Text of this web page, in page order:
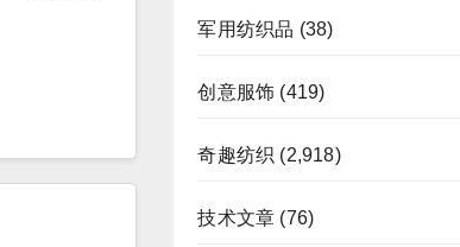
军用纺织品 (38)
创意服饰 (419)
奇趣纺织 (2,918)
技术文章 (76)